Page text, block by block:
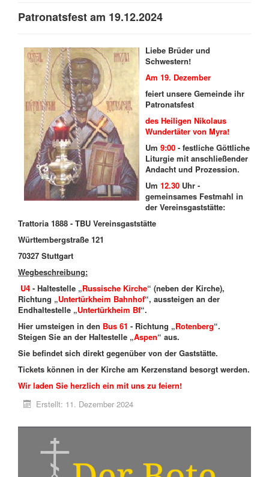
Patronatsfest am 19.12.2024
Liebe Brüder und
Schwestern!
Am 19. Dezember
feiert unsere Gemeinde ihr
Patronatsfest
des Heiligen Nikolaus
Wundertäter von Myra!
Um 9:00 - festliche Göttliche
Liturgie mit anschließender
Andacht und Prozession.
Um 12.30 Uhr -
gemeinsames Festmahl in
der Vereinsgaststätte:
Trattoria 1888 - TBU Vereinsgaststätte
Württembergstraße 121
70327 Stuttgart
Wegbeschreibung:
U4 - Haltestelle „Russische Kirche“ (neben der Kirche),
Richtung „Untertürkheim Bahnhof“, aussteigen an der
Endhaltestelle „Untertürkheim Bf“.
Hier umsteigen in den Bus 61 - Richtung „Rotenberg“.
Steigen Sie an der Haltestelle „Aspen“ aus.
Sie befindet sich direkt gegenüber von der Gaststätte.
Tickets können in der Kirche am Kerzenstand besorgt werden.
Wir laden Sie herzlich ein mit uns zu feiern!
Erstellt: 11. Dezember 2024